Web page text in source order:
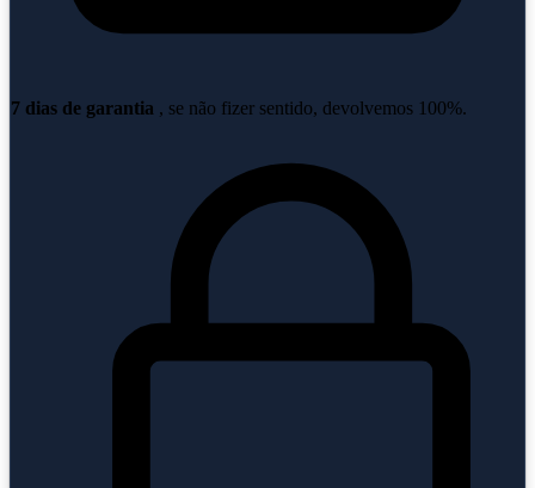
7 dias de garantia , se não fizer sentido, devolvemos 100%.